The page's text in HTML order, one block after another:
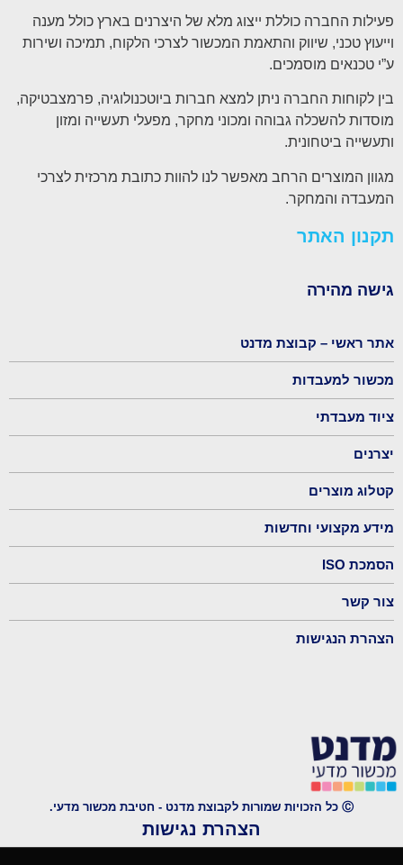
פעילות החברה כוללת ייצוג מלא של היצרנים בארץ כולל מענה
וייעוץ טכני, שיווק והתאמת המכשור לצרכי הלקוח, תמיכה ושירות
ע”י טכנאים מוסמכים.
בין לקוחות החברה ניתן למצא חברות ביוטכנולוגיה, פרמצבטיקה,
מוסדות להשכלה גבוהה ומכוני מחקר, מפעלי תעשייה ומזון
ותעשייה ביטחונית.
מגוון המוצרים הרחב מאפשר לנו להוות כתובת מרכזית לצרכי
המעבדה והמחקר.
תקנון האתר
גישה מהירה
אתר ראשי – קבוצת מדנט
מכשור למעבדות
ציוד מעבדתי
יצרנים
קטלוג מוצרים
מידע מקצועי וחדשות
הסמכת ISO
צור קשר
הצהרת הנגישות
Ⓒ כל הזכויות שמורות לקבוצת מדנט - חטיבת מכשור מדעי.
הצהרת נגישות